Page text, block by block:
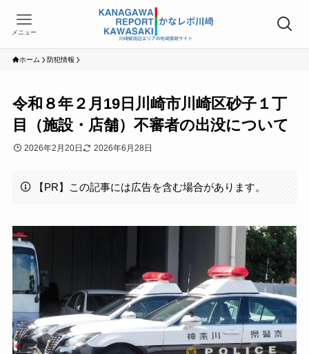
メニュー
ホーム 防犯情報
令和８年２月19日川崎市川崎区砂子１丁
目（施設・店舗）不審者の出没について
2026年2月20日 2026年6月28日
【PR】この記事には広告を含む場合があります。